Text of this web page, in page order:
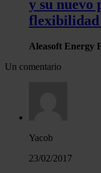
y su nuevo
flexibilidad
Aleasoft Energy
Un comentario
Yacob
23/02/2017